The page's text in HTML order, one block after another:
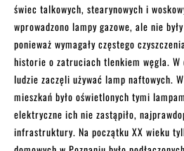
świec talkowych, stearynowych i
wprowadzono lampy gazowe, ale nie
ponieważ wymagały częstego
historie o zatruciach tlenkiem węgla. W
ludzie zaczęli używać lamp naftowych.
mieszkań było oświetlonych tymi
elektryczne ich nie zastąpiło,
infrastruktury. Na początku XX wieku